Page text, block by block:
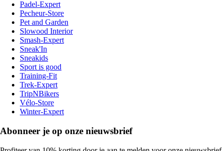
Padel-Expert
Pecheur-Store
Pet and Garden
Slowood Interior
Smash-Expert
Sneak'In
Sneakids
Sport is good
Training-Fit
Trek-Expert
TripNBikers
Vélo-Store
Winter-Expert
Abonneer je op onze nieuwsbrief